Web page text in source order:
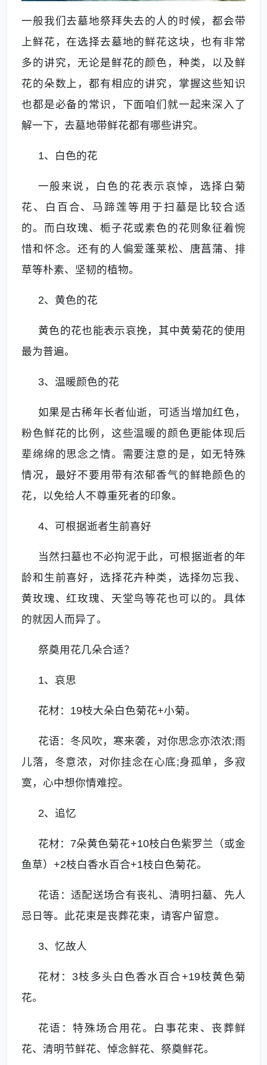
一般我们去墓地祭拜失去的人的时候，都会带
上鲜花，在选择去墓地的鲜花这块，也有非常
多的讲究，无论是鲜花的颜色，种类，以及鲜
花的朵数上，都有相应的讲究，掌握这些知识
也都是必备的常识，下面咱们就一起来深入了
解一下，去墓地带鲜花都有哪些讲究。
1、白色的花
一般来说，白色的花表示哀悼，选择白菊
花、白百合、马蹄莲等用于扫墓是比较合适
的。而白玫瑰、栀子花或素色的花则象征着惋
惜和怀念。还有的人偏爱蓬莱松、唐菖蒲、排
草等朴素、坚韧的植物。
2、黄色的花
黄色的花也能表示哀挽，其中黄菊花的使用
最为普遍。
3、温暖颜色的花
如果是古稀年长者仙逝，可适当增加红色，
粉色鲜花的比例，这些温暖的颜色更能体现后
辈绵绵的思念之情。需要注意的是，如无特殊
情况，最好不要用带有浓郁香气的鲜艳颜色的
花，以免给人不尊重死者的印象。
4、可根据逝者生前喜好
当然扫墓也不必拘泥于此，可根据逝者的年
龄和生前喜好，选择花卉种类，选择勿忘我、
黄玫瑰、红玫瑰、天堂鸟等花也可以的。具体
的就因人而异了。
祭奠用花几朵合适？
1、哀思
花材：19枝大朵白色菊花+小菊。
花语：冬风吹，寒来袭，对你思念亦浓浓;雨
儿落，冬意浓，对你挂念在心底;身孤单，多寂
寞，心中想你情难控。
2、追忆
花材：7朵黄色菊花+10枝白色紫罗兰（或金
鱼草）+2枝白香水百合+1枝白色菊花。
花语：适配送场合有丧礼、清明扫墓、先人
忌日等。此花束是丧葬花束，请客户留意。
3、忆故人
花材：3枝多头白色香水百合+19枝黄色菊
花。
花语：特殊场合用花。白事花束、丧葬鲜
花、清明节鲜花、悼念鲜花、祭奠鲜花。